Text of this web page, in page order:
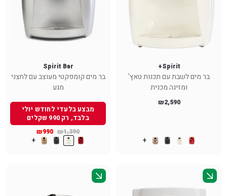
Spirit+
בר מים לשבת עם תכנות טאץ'
ומזיגה מכנית
₪2,590
+
Spirit Bar
בר מים קומפקטי מעוצב עם לחצני
מגע
מבצע בלעדי לחודש יולי
בלבד, רק 990 שקלים
₪1,390
₪990
+